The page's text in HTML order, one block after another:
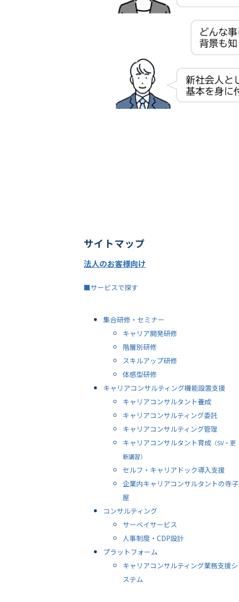
サイトマップ
法人のお客様向け
■サービスで探す
集合研修・セミナー
キャリア開発研修
階層別研修
スキルアップ研修
体感型研修
キャリアコンサルティング機能設置支援
キャリアコンサルタント養成
キャリアコンサルティング委託
キャリアコンサルティング管理
キャリアコンサルタント育成 （SV・更
新講習）
セルフ・キャリアドック導入支援
企業内キャリアコンサルタントの寺子
屋
コンサルティング
サーベイサービス
人事制度・CDP設計
プラットフォーム
キャリアコンサルティング業務支援シ
ステム